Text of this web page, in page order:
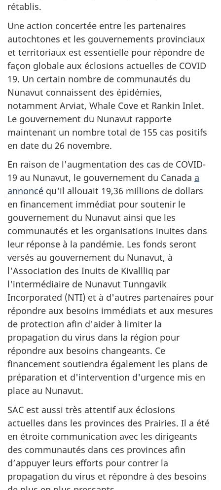
rétablis.
Une action concertée entre les partenaires
autochtones et les gouvernements provinciaux
et territoriaux est essentielle pour répondre de
façon globale aux éclosions actuelles de COVID
19. Un certain nombre de communautés du
Nunavut connaissent des épidémies,
notamment Arviat, Whale Cove et Rankin Inlet.
Le gouvernement du Nunavut rapporte
maintenant un nombre total de 155 cas positifs
en date du 26 novembre.
En raison de l'augmentation des cas de COVID-
19 au Nunavut, le gouvernement du Canada a
annoncé qu'il allouait 19,36 millions de dollars
en financement immédiat pour soutenir le
gouvernement du Nunavut ainsi que les
communautés et les organisations inuites dans
leur réponse à la pandémie. Les fonds seront
versés au gouvernement du Nunavut, à
l'Association des Inuits de Kivallliq par
l'intermédiaire de Nunavut Tunngavik
Incorporated (NTI) et à d'autres partenaires pour
répondre aux besoins immédiats et aux mesures
de protection afin d'aider à limiter la
propagation du virus dans la région pour
répondre aux besoins changeants. Ce
financement soutiendra également les plans de
préparation et d'intervention d'urgence mis en
place au Nunavut.
SAC est aussi très attentif aux éclosions
actuelles dans les provinces des Prairies. Il a été
en étroite communication avec les dirigeants
des communautés dans ces provinces afin
d’appuyer leurs efforts pour contrer la
propagation du virus et répondre à des besoins